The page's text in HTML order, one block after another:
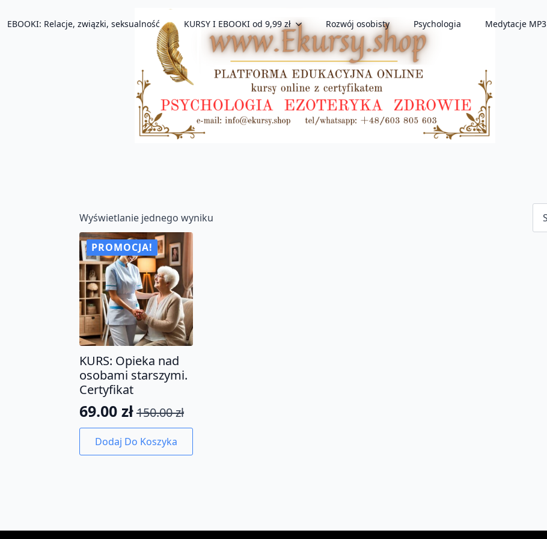
EBOOKI: Relacje, związki, seksualność KURSY I EBOOKI od 9,99 zł Rozwój osobisty Psychologia Medytacje MP3
Wyświetlanie jednego wyniku
PROMOCJA!
KURS: Opieka nad
osobami starszymi.
Certyfikat
150.00zł
Pierwotna
cena
wynosiła:
69.00 zł
Aktualna
cena
wynosi:
Dodaj Do Koszyka